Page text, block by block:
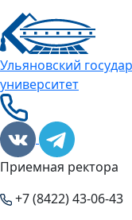
Ульяновский
университет
Приемная ректора
+7 (8422) 43-06-43